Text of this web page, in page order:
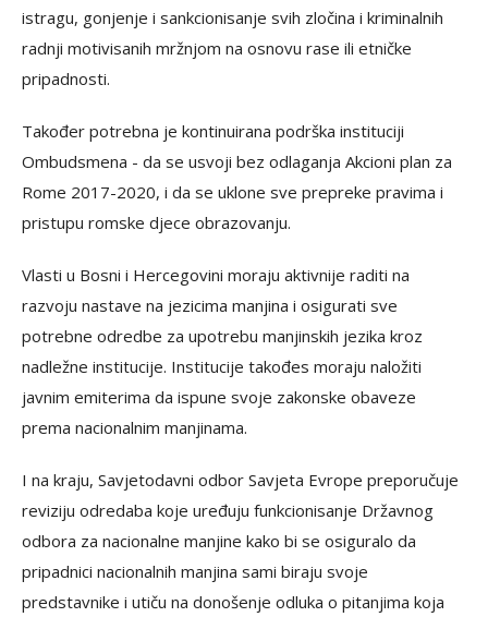
istragu, gonjenje i sankcionisanje svih zločina i kriminalnih
radnji motivisanih mržnjom na osnovu rase ili etničke
pripadnosti.
Također potrebna je kontinuirana podrška instituciji
Ombudsmena - da se usvoji bez odlaganja Akcioni plan za
Rome 2017-2020, i da se uklone sve prepreke pravima i
pristupu romske djece obrazovanju.
Vlasti u Bosni i Hercegovini moraju aktivnije raditi na
razvoju nastave na jezicima manjina i osigurati sve
potrebne odredbe za upotrebu manjinskih jezika kroz
nadležne institucije. Institucije takođes moraju naložiti
javnim emiterima da ispune svoje zakonske obaveze
prema nacionalnim manjinama.
I na kraju, Savjetodavni odbor Savjeta Evrope preporučuje
reviziju odredaba koje uređuju funkcionisanje Državnog
odbora za nacionalne manjine kako bi se osiguralo da
pripadnici nacionalnih manjina sami biraju svoje
predstavnike i utiču na donošenje odluka o pitanjima koja